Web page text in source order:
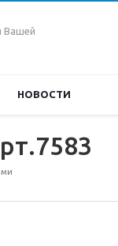
Вашей
НОВОСТИ